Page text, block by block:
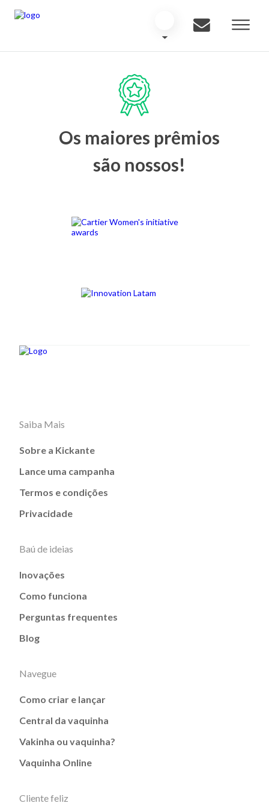
Os maiores prêmios
são nossos!
Saiba Mais
Sobre a Kickante
Lance uma campanha
Termos e condições
Privacidade
Baú de ideias
Inovações
Como funciona
Perguntas frequentes
Blog
Navegue
Como criar e lançar
Central da vaquinha
Vakinha ou vaquinha?
Vaquinha Online
Cliente feliz